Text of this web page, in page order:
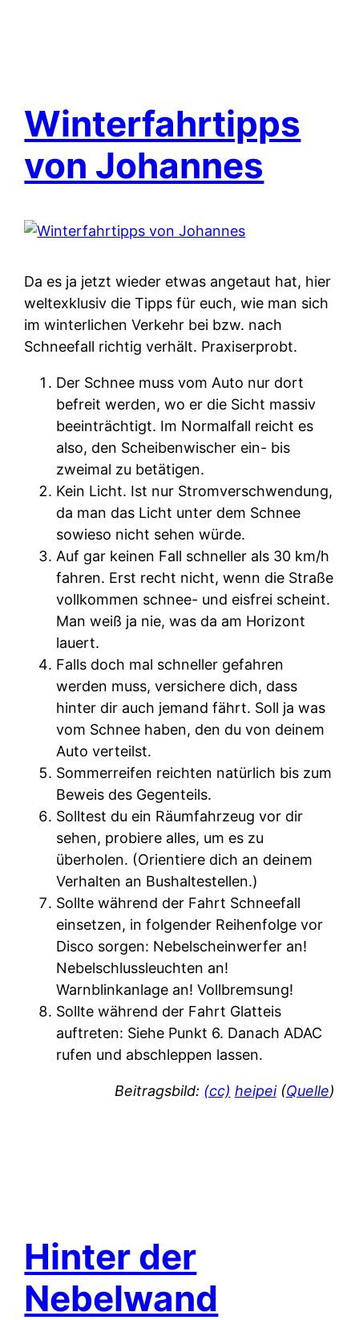
Winterfahrtipps
von Johannes
Da es ja jetzt wieder etwas angetaut hat, hier
weltexklusiv die Tipps für euch, wie man sich
im winterlichen Verkehr bei bzw. nach
Schneefall richtig verhält. Praxiserprobt.
Der Schnee muss vom Auto nur dort
befreit werden, wo er die Sicht massiv
beeinträchtigt. Im Normalfall reicht es
also, den Scheibenwischer ein- bis
zweimal zu betätigen.
Kein Licht. Ist nur Stromverschwendung,
da man das Licht unter dem Schnee
sowieso nicht sehen würde.
Auf gar keinen Fall schneller als 30 km/h
fahren. Erst recht nicht, wenn die Straße
vollkommen schnee- und eisfrei scheint.
Man weiß ja nie, was da am Horizont
lauert.
Falls doch mal schneller gefahren
werden muss, versichere dich, dass
hinter dir auch jemand fährt. Soll ja was
vom Schnee haben, den du von deinem
Auto verteilst.
Sommerreifen reichten natürlich bis zum
Beweis des Gegenteils.
Solltest du ein Räumfahrzeug vor dir
sehen, probiere alles, um es zu
überholen. (Orientiere dich an deinem
Verhalten an Bushaltestellen.)
Sollte während der Fahrt Schneefall
einsetzen, in folgender Reihenfolge vor
Disco sorgen: Nebelscheinwerfer an!
Nebelschlussleuchten an!
Warnblinkanlage an! Vollbremsung!
Sollte während der Fahrt Glatteis
auftreten: Siehe Punkt 6. Danach ADAC
rufen und abschleppen lassen.
Beitragsbild: (cc) heipei(Quelle)
Hinter der
Nebelwand